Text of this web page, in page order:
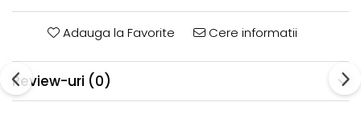
Adauga la Favorite Cere informatii
Review-uri (0)